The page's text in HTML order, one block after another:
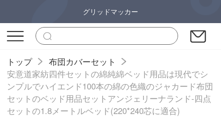
グリッドマッカー
トップ
布団カバーセット
安意道家紡四件セットの綿純綿ベッド用品は現代でシ
ンプルでハイエンド100本の綿の色織のジャカード布団
セットのベッド用品セットアンジェリーナランド-四点
セットの1.8メートルベッド(220*240芯に適合)